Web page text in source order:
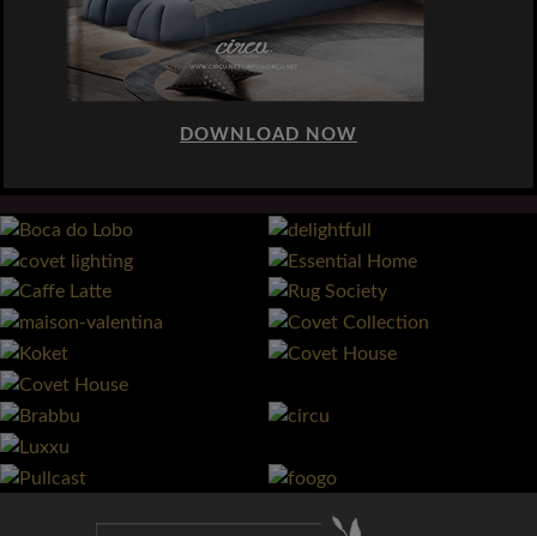
DOWNLOAD NOW